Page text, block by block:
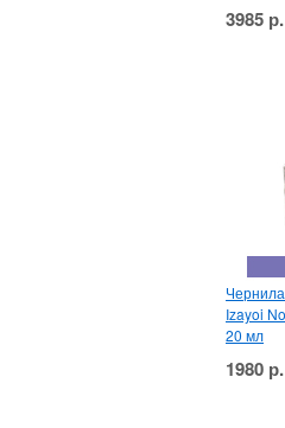
3985 р.
Izayoi
20 мл
1980 р.